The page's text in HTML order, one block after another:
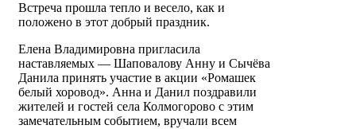
Встреча прошла тепло и весело, как и
положено в этот добрый праздник.
Елена Владимировна пригласила
наставляемых — Шаповалову Анну и Сычёва
Данила принять участие в акции «Ромашек
белый хоровод». Анна и Данил поздравили
жителей и гостей села Колмогорово с этим
замечательным событием, вручали всем